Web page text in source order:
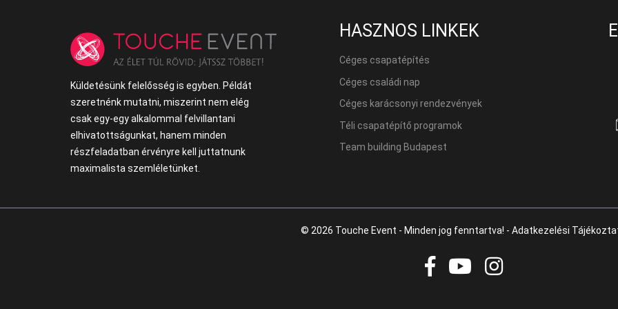
Küldetésünk felelősség is egyben. Példát
szeretnénk mutatni, miszerint nem elég
csak egy-egy alkalommal felvillantani
elhivatottságunkat, hanem minden
részfeladatban érvényre kell juttatnunk
maximalista szemléletünket.
HASZNOS LINKEK
Céges csapatépítés
Céges családi nap
Céges karácsonyi rendezvények
Téli csapatépítő programok
Team building Budapest
© 2026 Touche Event - Minden jog fenntartva! - Adatkezelési